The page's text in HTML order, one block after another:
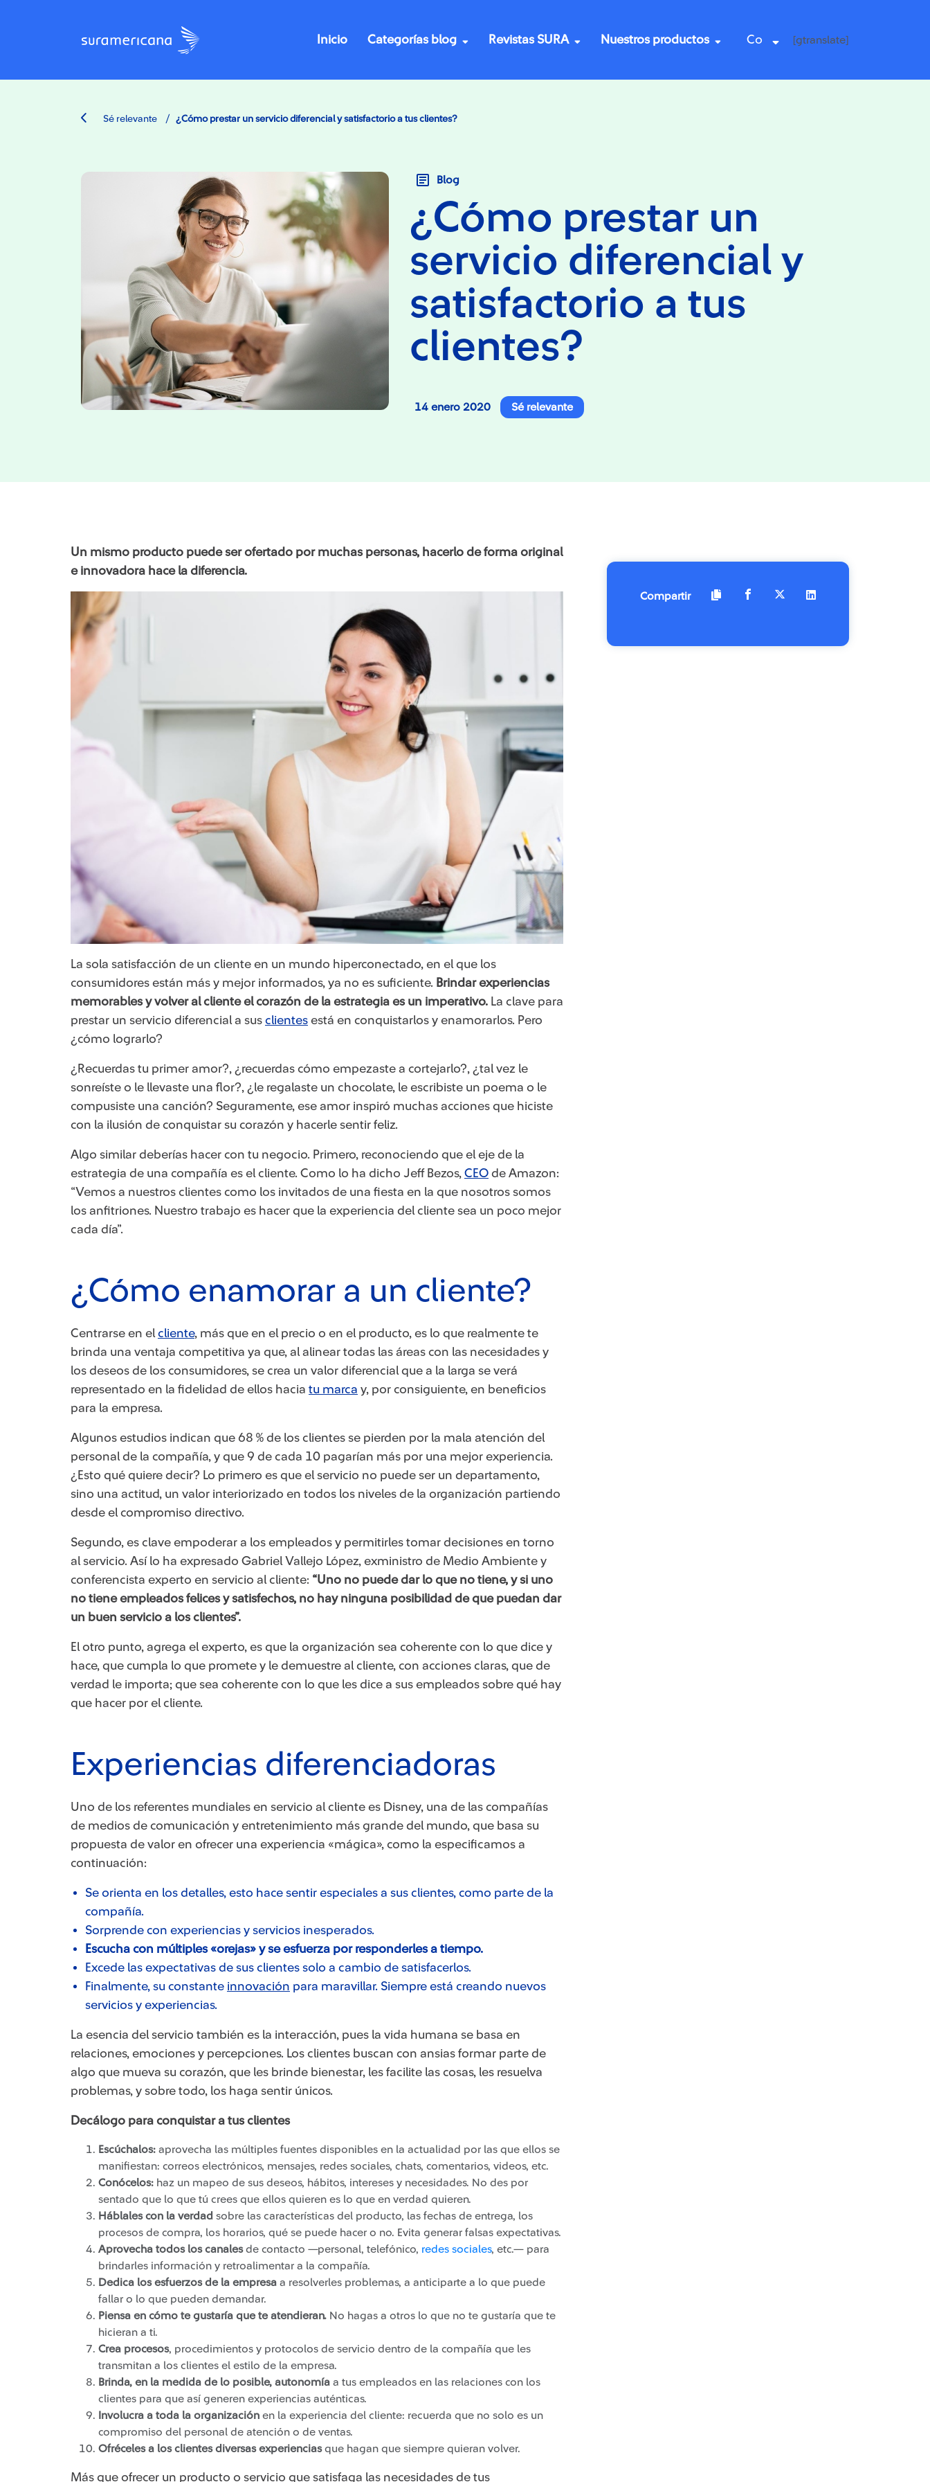
Inicio Categorías blog Revistas SURA Nuestros productos Co [gtranslate]
Sé relevante / ¿Cómo prestar un servicio diferencial y satisfactorio a tus clientes?
Blog
¿Cómo prestar un
servicio diferencial y
satisfactorio a tus
clientes?
14 enero 2020 Sé relevante
Un mismo producto puede ser ofertado por muchas personas, hacerlo de forma original
e innovadora hace la diferencia.
La sola satisfacción de un cliente en un mundo hiperconectado, en el que los
consumidores están más y mejor informados, ya no es suficiente. Brindar experiencias
memorables y volver al cliente el corazón de la estrategia es un imperativo. La clave para
prestar un servicio diferencial a sus clientes ​está en conquistarlos y enamorarlos. Pero
¿cómo lograrlo?
¿Recuerdas tu primer amor?, ¿recuerdas cómo empezaste a cortejarlo?, ¿tal vez le
sonreíste o le llevaste una flor?, ¿le regalaste un chocolate, le escribiste un poema o le
compusiste una canción? Seguramente, ese amor inspiró muchas acciones que hiciste
con la ilusión de conquistar su corazón y hacerle sentir feliz.
Algo similar deberías hacer con tu negocio. Primero, reconociendo que el eje de la
estrategia de una compañía es el cliente. Como lo ha dicho Jeff Bezos, CEO ​de Amazon:
“Vemos a nuestros clientes como los invitados de una fiesta en la que nosotros somos
los anfitriones. Nuestro trabajo es hacer que la experiencia del cliente sea un poco mejor
cada día”.
¿Cómo enamorar a un cliente?
Centrarse en el cliente​, más que en el precio o en el producto, es lo que realmente te
brinda una ventaja competitiva ya que, al alinear todas las áreas con las necesidades y
los deseos de los consumidores, se crea un valor diferencial que a la larga se verá
representado en la fidelidad de ellos hacia tu marca ​ y, por consiguiente, en beneficios
para la empresa.
Algunos estudios indican que 68 % de los clientes se pierden por la mala atención del
personal de la compañía, y que 9 de cada 10 pagarían más por una mejor experiencia.
¿Esto qué quiere decir? Lo primero es que el servicio no puede ser un departamento,
sino una actitud, un valor interiorizado en todos los niveles de la organización partiendo
desde el compromiso directivo.
Segundo, es clave empoderar a los empleados y permitirles tomar decisiones en torno
al servicio. Así lo ha expresado Gabriel Vallejo López, exministro de Medio Ambiente y
conferencista experto en servicio al cliente: “Uno no puede dar lo que no tiene, y si uno
no tiene empleados felices y satisfechos, no hay ninguna posibilidad de que puedan dar
un buen servicio a los clientes”.
El otro punto, agrega el experto, es que la organización sea coherente con lo que dice y
hace, que cumpla lo que promete y le demuestre al cliente, con acciones claras, que de
verdad le importa; que sea coherente con lo que les dice a sus empleados sobre qué hay
que hacer por el cliente.
Experiencias diferenciadoras
Uno de los referentes mundiales en servicio al cliente es Disney, una de las compañías
de medios de comunicación y entretenimiento más grande del mundo, que basa su
propuesta de valor en ofrecer una experiencia «mágica», como la especificamos a
continuación:
Se orienta en los detalles, esto hace sentir especiales a sus clientes, como parte de la
compañía.
Sorprende con experiencias y servicios inesperados.
Escucha con múltiples «orejas» y se esfuerza por responderles a tiempo.
Excede las expectativas de sus clientes solo a cambio de satisfacerlos.
Finalmente, su constante innovación​ para maravillar. Siempre está creando nuevos
servicios y experiencias.
La esencia del servicio también es la interacción, pues la vida humana se basa en
relaciones, emociones y percepciones. Los clientes buscan con ansias formar parte de
algo que mueva su corazón, que les brinde bienestar, les facilite las cosas, les resuelva
problemas, y sobre todo, los haga sentir únicos.
​Decálogo para conquistar a tus clientes
Escúchalos: aprovecha las múltiples fuentes disponibles en la actualidad por las que ellos se
manifiestan: correos electrónicos, mensajes, redes sociales, chats, comentarios, videos, etc.
Conócelos: haz un mapeo de sus deseos, hábitos, intereses y necesidades. No des por
sentado que lo que tú crees que ellos quieren es lo que en verdad quieren.
Háblales con la verdad sobre las características del producto, las fechas de entrega, los
procesos de compra, los horarios, qué se puede hacer o no. Evita generar falsas expectativas.
Aprovecha todos los canalesde contacto —personal, telefónico, redes sociales​, etc.— para
brindarles información y retroalimentar a la compañía.
Dedica los esfuerzos de la empresa a resolverles problemas, a anticiparte a lo que puede
fallar o lo que pueden demandar.
Piensa en cómo te gustaría que te atendieran. No hagas a otros lo que no te gustaría que te
hicieran a ti.
Crea procesos, procedimientos y protocolos de servicio dentro de la compañía que les
transmitan a los clientes el estilo de la empresa.
Brinda, en la medida de lo posible, autonomía a tus empleados en las relaciones con los
clientes para que así generen experiencias auténticas.
Involucra a toda la organización en la experiencia del cliente: recuerda que no solo es un
compromiso del personal de atención o de ventas.
Ofréceles a los clientes diversas experienciasque hagan que siempre quieran volver.
Más que ofrecer un producto o servicio que satisfaga las necesidades de tus
Compartir